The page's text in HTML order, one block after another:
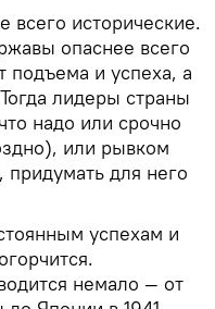
всего исторические.
опаснее всего
и успеха, а
лидеры страны
надо или срочно
или рывком
для него
успехам и
немало — от